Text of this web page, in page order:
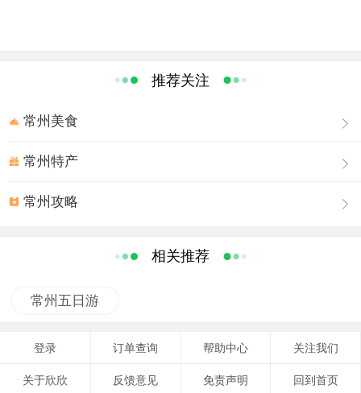
合，令游客在欣赏影片时获得视觉、听觉、触觉、嗅觉等全方位的
作为“人”文化的象征，以竞技挑战、奇趣冒险为特色，涵盖“猎
Nvidia唯一授权设立的，全球游戏内容一站式体验中心，游客将在
是“神”文化的繁衍之地，包括“大话嬉戏”、“撕裂星空”、“天际骇
推荐关注
常州美食
常州特产
常州攻略
相关推荐
常州五日游
登录 订单查询 帮助中心 关注我们
关于欣欣 反馈意见 免责声明 回到首页